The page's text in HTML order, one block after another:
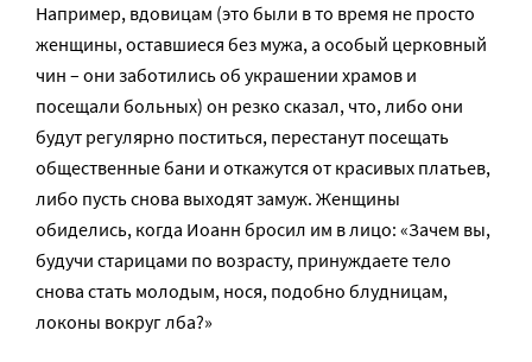
Например, вдовицам (это были в то время не просто
женщины, оставшиеся без мужа, а особый церковный
чин – они заботились об украшении храмов и
посещали больных) он резко сказал, что, либо они
будут регулярно поститься, перестанут посещать
общественные бани и откажутся от красивых платьев,
либо пусть снова выходят замуж. Женщины
обиделись, когда Иоанн бросил им в лицо: «Зачем вы,
будучи старицами по возрасту, принуждаете тело
снова стать молодым, нося, подобно блудницам,
локоны вокруг лба?»